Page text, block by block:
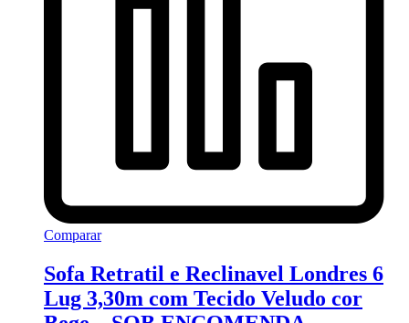
Comparar
Sofa Retratil e Reclinavel Londres 6
Lug 3,30m com Tecido Veludo cor